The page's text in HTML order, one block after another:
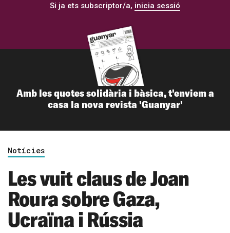
Si ja ets subscriptor/a, inicia sessió
Amb les quotes solidària i bàsica, t'enviem a
casa la nova revista 'Guanyar'
Notícies
Les vuit claus de Joan
Roura sobre Gaza,
Ucraïna i Rússia